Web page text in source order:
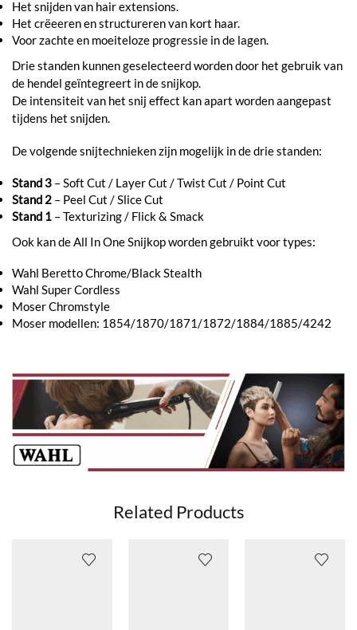
Het snijden van hair extensions.
Het crëeeren en structureren van kort haar.
Voor zachte en moeiteloze progressie in de lagen.
Drie standen kunnen geselecteerd worden door het gebruik van
de hendel geïntegreert in de snijkop.
De intensiteit van het snij effect kan apart worden aangepast
tijdens het snijden.
De volgende snijtechnieken zijn mogelijk in de drie standen:
Stand 3 – Soft Cut / Layer Cut / Twist Cut / Point Cut
Stand 2 – Peel Cut / Slice Cut
Stand 1 – Texturizing / Flick & Smack
Ook kan de All In One Snijkop worden gebruikt voor types:
Wahl Beretto Chrome/Black Stealth
Wahl Super Cordless
Moser Chromstyle
Moser modellen: 1854/1870/1871/1872/1884/1885/4242
Related Products